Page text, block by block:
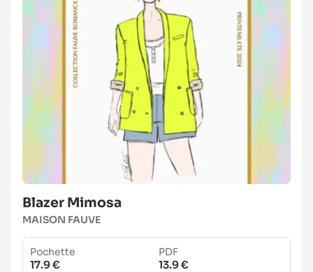
Blazer Mimosa
MAISON FAUVE
Pochette
17.9 €
PDF
13.9 €